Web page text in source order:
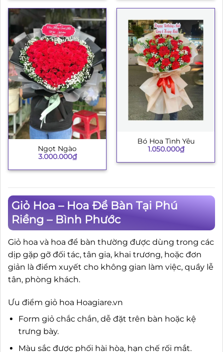
Ngọt Ngào
3.000.000₫
Bó Hoa Tình Yêu
1.050.000₫
Giỏ Hoa – Hoa Để Bàn Tại Phú
Riềng – Bình Phước
Giỏ hoa và hoa để bàn thường được dùng trong các
dịp gặp gỡ đối tác, tân gia, khai trương, hoặc đơn
giản là điểm xuyết cho không gian làm việc, quầy lễ
tân, phòng khách.
Ưu điểm giỏ hoa Hoagiare.vn
Form giỏ chắc chắn, dễ đặt trên bàn hoặc kệ
trưng bày.
Màu sắc được phối hài hòa, hạn chế rối mắt.